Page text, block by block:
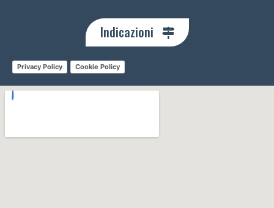
Indicazioni
Privacy Policy Cookie Policy